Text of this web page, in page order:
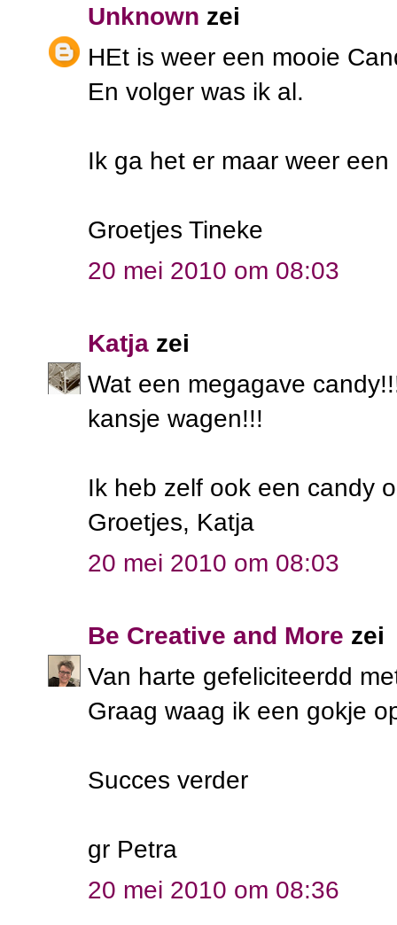
Unknown zei
HEt is weer een mooie
En volger was ik al.
Ik ga het er maar weer
Groetjes Tineke
20 mei 2010 om 08:03
Katja zei
Wat een megagave
kansje wagen!!!
Ik heb zelf ook een candy
Groetjes, Katja
20 mei 2010 om 08:03
Be Creative and More zei
Van harte gefeliciteerdd
Graag waag ik een gokje
Succes verder
gr Petra
20 mei 2010 om 08:36